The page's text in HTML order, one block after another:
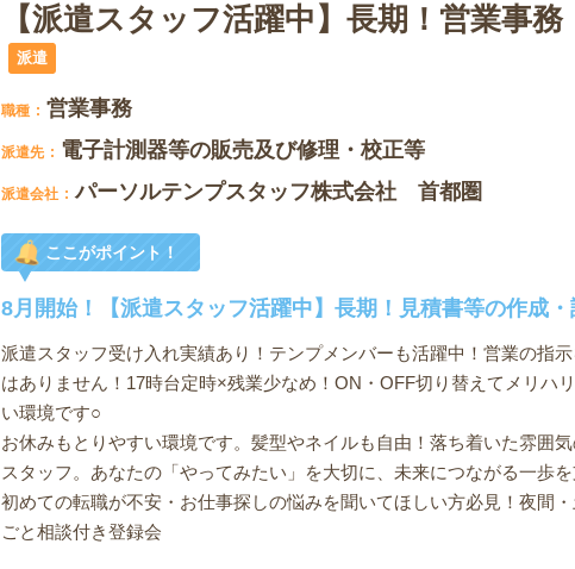
【派遣スタッフ活躍中】長期！営業事
派遣
職種 営業事務
派遣先 電子計測器等の販売及び修理・校正等
派遣会社 パーソルテンプスタッフ株式会社 首都圏
ここがポイント！
8月開始！【派遣スタッフ活躍中】長期！見積書等の作成
派遣スタッフ受け入れ実績あり！テンプメンバーも活躍中！営業の指
はありません！17時台定時×残業少なめ！ON・OFF切り替えてメリハ
い環境です○
お休みもとりやすい環境です。髪型やネイルも自由！落ち着いた雰囲
スタッフ。あなたの「やってみたい」を大切に、未来につながる一歩を
初めての転職が不安・お仕事探しの悩みを聞いてほしい方必見！夜間
ごと相談付き登録会